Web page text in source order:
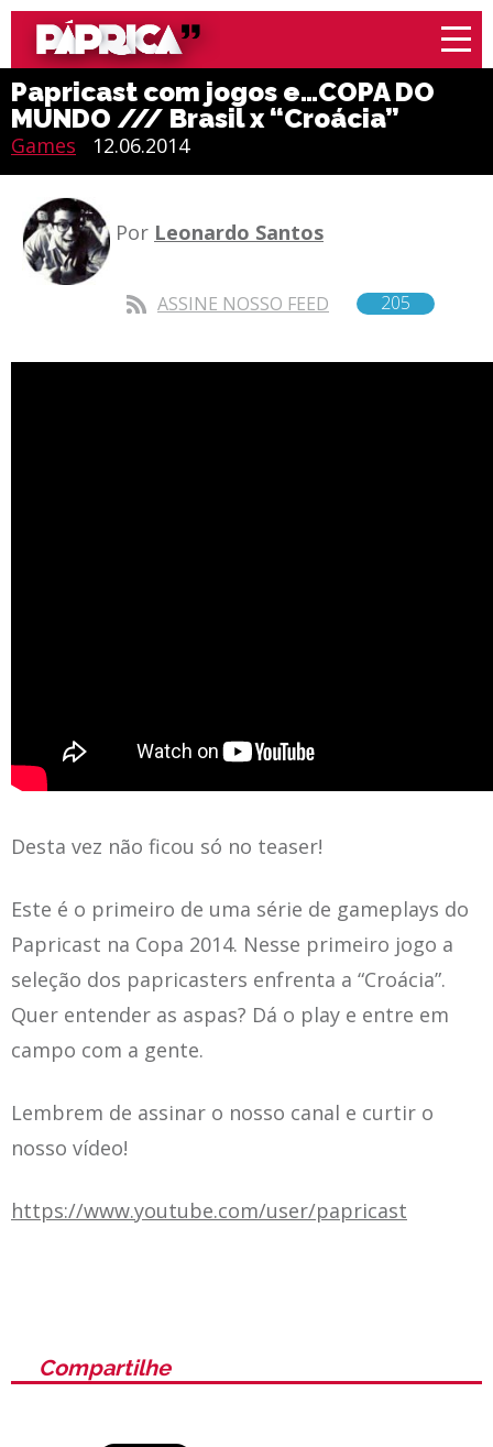
Papricast com jogos e…COPA DO
MUNDO /// Brasil x “Croácia”
Games 12.06.2014
Por Leonardo Santos
ASSINE NOSSO FEED 205
Desta vez não ficou só no teaser!
Este é o primeiro de uma série de gameplays do
Papricast na Copa 2014. Nesse primeiro jogo a
seleção dos papricasters enfrenta a “Croácia”.
Quer entender as aspas? Dá o play e entre em
campo com a gente.
Lembrem de assinar o nosso canal e curtir o
nosso vídeo!
https://www.youtube.com/user/papricast
Compartilhe